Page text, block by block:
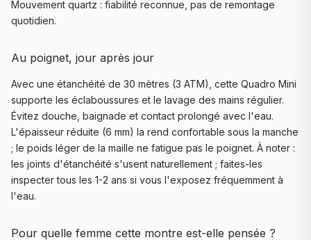
Mouvement quartz : fiabilité reconnue, pas de remontage
quotidien.
Au poignet, jour après jour
Avec une étanchéité de 30 mètres (3 ATM), cette Quadro Mini
supporte les éclaboussures et le lavage des mains régulier.
Évitez douche, baignade et contact prolongé avec l'eau.
L'épaisseur réduite (6 mm) la rend confortable sous la manche
; le poids léger de la maille ne fatigue pas le poignet. À noter :
les joints d'étanchéité s'usent naturellement ; faites-les
inspecter tous les 1-2 ans si vous l'exposez fréquemment à
l'eau.
Pour quelle femme cette montre est-elle pensée ?